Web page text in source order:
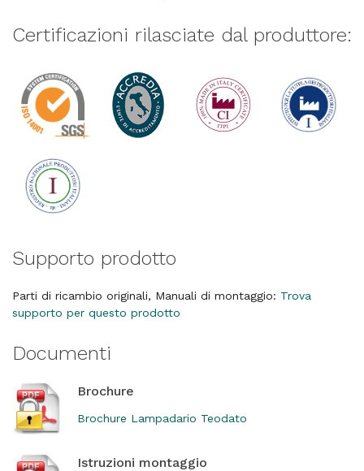
Certificazioni rilasciate dal produttore:
Supporto prodotto
Parti di ricambio originali, Manuali di montaggio: Trova
supporto per questo prodotto
Documenti
Brochure
Brochure Lampadario Teodato
Istruzioni montaggio